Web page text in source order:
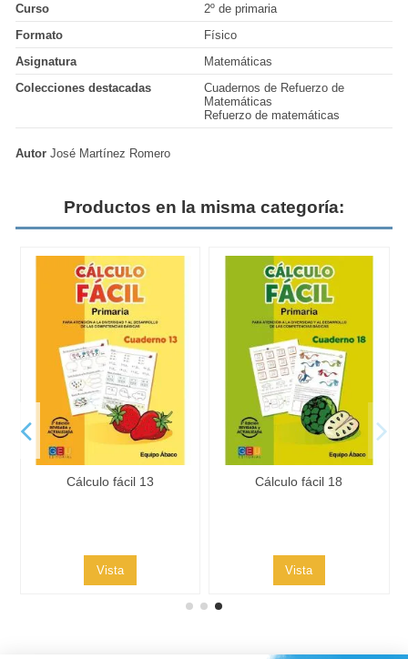
Curso
2º de primaria
Formato
Físico
Asignatura
Matemáticas
Colecciones destacadas
Cuadernos de Refuerzo de
Matemáticas
Refuerzo de matemáticas
Autor José Martínez Romero
Productos en la misma categoría:
Cálculo fácil 13
Vista
Cálculo fácil 18
Vista